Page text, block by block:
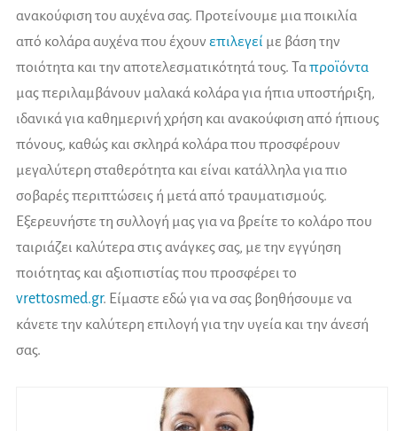
ανακούφιση του αυχένα σας. Προτείνουμε μια ποικιλία
από κολάρα αυχένα που έχουν επιλεγεί με βάση την
ποιότητα και την αποτελεσματικότητά τους. Ταπροϊόντα
μας περιλαμβάνουν μαλακά κολάρα για ήπια υποστήριξη,
ιδανικά για καθημερινή χρήση και ανακούφιση από ήπιους
πόνους, καθώς και σκληρά κολάρα που προσφέρουν
μεγαλύτερη σταθερότητα και είναι κατάλληλα για πιο
σοβαρές περιπτώσεις ή μετά από τραυματισμούς.
Εξερευνήστε τη συλλογή μας για να βρείτε το κολάρο που
ταιριάζει καλύτερα στις ανάγκες σας, με την εγγύηση
ποιότητας και αξιοπιστίας που προσφέρει το
vrettosmed.gr. Είμαστε εδώ για να σας βοηθήσουμε να
κάνετε την καλύτερη επιλογή για την υγεία και την άνεσή
σας.